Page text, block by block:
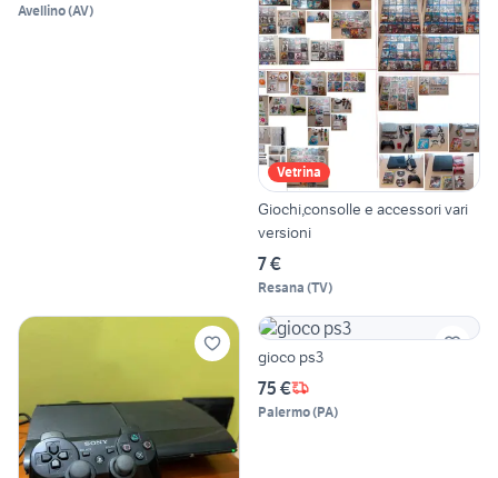
Avellino(AV)
Vetrina
Giochi,consolle e accessori vari
versioni
7 €
Resana (TV)
gioco ps3
75 €
Palermo(PA)